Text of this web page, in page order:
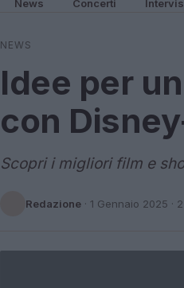
News Concerti
NEWS
Idee per
con
Scopri i migliori film e
Redazione · 1 Gennaio 2025 ·